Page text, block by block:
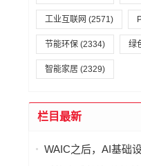
工业互联网 (2571)
节能环保 (2334) 绿
智能家居 (2329)
栏目最新
WAIC之后，AI基础